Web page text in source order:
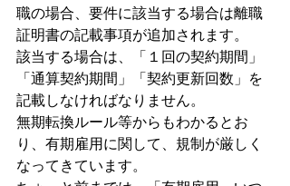
職の場合、要件に該当する場合は離職
証明書の記載事項が追加されます。
該当する場合は、「１回の契約期間」
「通算契約期間」「契約更新回数」を
記載しなければなりません。
無期転換ルール等からもわかるとお
り、有期雇用に関して、規制が厳しく
なってきています。